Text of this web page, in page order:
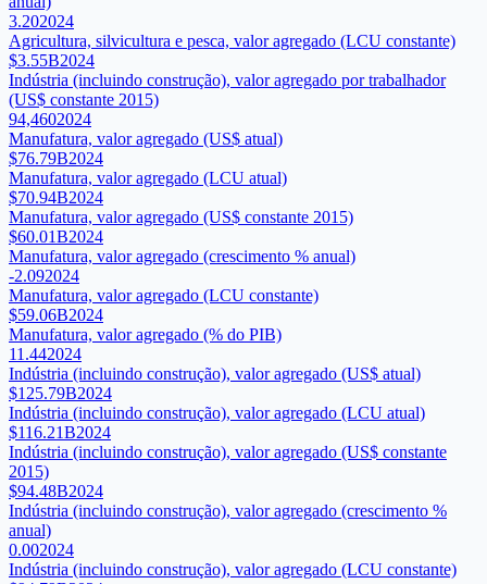
3.202024
Agricultura, silvicultura e pesca, valor agregado (LCU constante)
$3.55B2024
Indústria (incluindo construção), valor agregado por trabalhador
(US$ constante 2015)
94,4602024
Manufatura, valor agregado (US$ atual)
$76.79B2024
Manufatura, valor agregado (LCU atual)
$70.94B2024
Manufatura, valor agregado (US$ constante 2015)
$60.01B2024
Manufatura, valor agregado (crescimento % anual)
-2.092024
Manufatura, valor agregado (LCU constante)
$59.06B2024
Manufatura, valor agregado (% do PIB)
11.442024
Indústria (incluindo construção), valor agregado (US$ atual)
$125.79B2024
Indústria (incluindo construção), valor agregado (LCU atual)
$116.21B2024
Indústria (incluindo construção), valor agregado (US$ constante
2015)
$94.48B2024
Indústria (incluindo construção), valor agregado (crescimento %
anual)
0.002024
Indústria (incluindo construção), valor agregado (LCU constante)